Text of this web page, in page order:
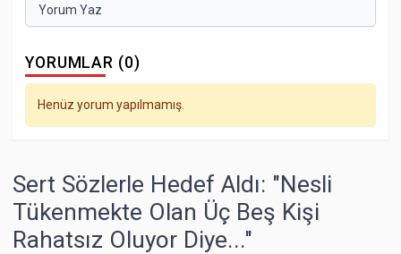
Yorum Yaz
YORUMLAR (0)
Henüz yorum yapılmamış.
Sert Sözlerle Hedef Aldı: "Nesli
Tükenmekte Olan Üç Beş Kişi
Rahatsız Oluyor Diye..."